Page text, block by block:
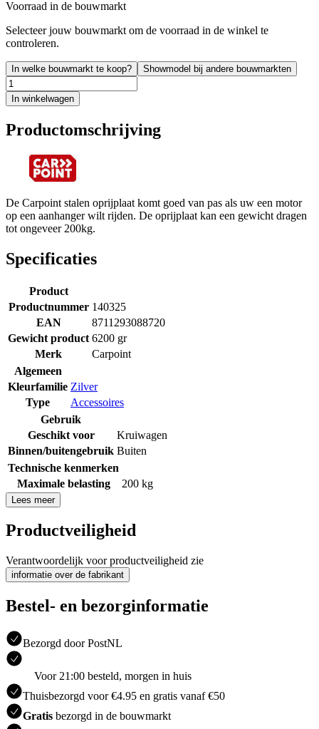
Voorraad in de bouwmarkt
Selecteer jouw bouwmarkt om de voorraad in de winkel te
controleren.
In welke bouwmarkt te koop? Showmodel bij andere bouwmarkten
In winkelwagen
Productomschrijving
De Carpoint stalen oprijplaat komt goed van pas als uw een motor
op een aanhanger wilt rijden. De oprijplaat kan een gewicht dragen
tot ongeveer 200kg.
Specificaties
Product
Productnummer 140325
EAN
8711293088720
Gewicht product 6200 gr
Merk
Carpoint
Algemeen
Kleurfamilie Zilver
Type
Accessoires
Gebruik
Geschikt voor
Kruiwagen
Binnen/buitengebruik Buiten
Technische kenmerken
Maximale belasting
200 kg
Lees meer
Productveiligheid
Verantwoordelijk voor productveiligheid zie
informatie over de fabrikant
Bestel- en bezorginformatie
Bezorgd door PostNL
Voor 21:00 besteld, morgen in huis
Thuisbezorgd voor €4.95 en gratis vanaf €50
Gratis bezorgd in de bouwmarkt